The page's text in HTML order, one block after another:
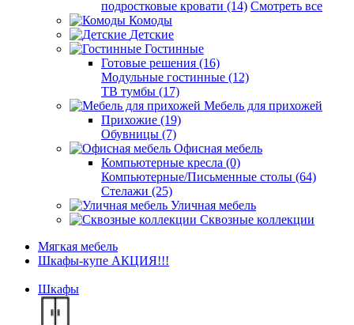
подростковые кровати (14) Смотреть все
Комоды
Детские
Гостинные
Готовые решения (16)
Модульные гостинные (12)
ТВ тумбы (17)
Мебель для прихожей
Прихожие (19)
Обувницы (7)
Офисная мебель
Компьютерные кресла (0)
Компьютерные/Письменные столы (64)
Стелажи (25)
Уличная мебель
Сквозные коллекции
Мягкая мебель
Шкафы-купе АКЦИЯ!!!
Шкафы